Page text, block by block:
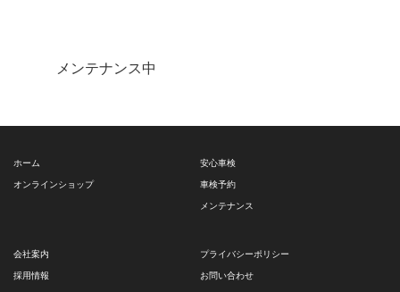
メンテナンス中
ホーム
オンラインショップ
安心車検
車検予約
メンテナンス
会社案内
採用情報
プライバシーポリシー
お問い合わせ